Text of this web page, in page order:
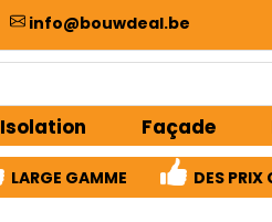
info@bouwdeal.be
Isolation Façade
LARGE GAMME DES PRIX